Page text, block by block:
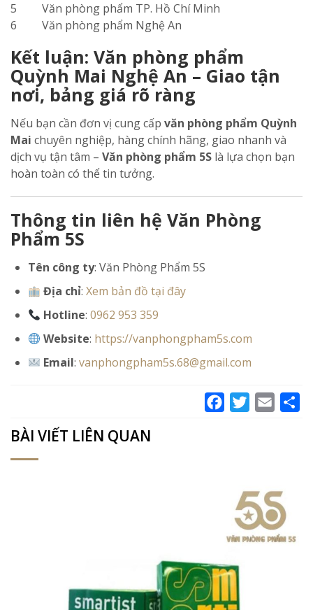
5
Văn phòng phẩm TP. Hồ Chí Minh
6
Văn phòng phẩm Nghệ An
Kết luận: Văn phòng phẩm
Quỳnh Mai Nghệ An – Giao tận
nơi, bảng giá rõ ràng
Nếu bạn cần đơn vị cung cấp văn phòng phẩm Quỳnh
Mai chuyên nghiệp, hàng chính hãng, giao nhanh và
dịch vụ tận tâm – Văn phòng phẩm 5S là lựa chọn bạn
hoàn toàn có thể tin tưởng.
Thông tin liên hệ Văn Phòng
Phẩm 5S
Tên công ty: Văn Phòng Phẩm 5S
Địa chỉ:Xem bản đồ tại đây
Hotline:0962 953 359
Website: https://vanphongpham5s.com
Email:vanphongpham5s.68@gmail.com
FacebookTwitterEmail
BÀI VIẾT LIÊN QUAN